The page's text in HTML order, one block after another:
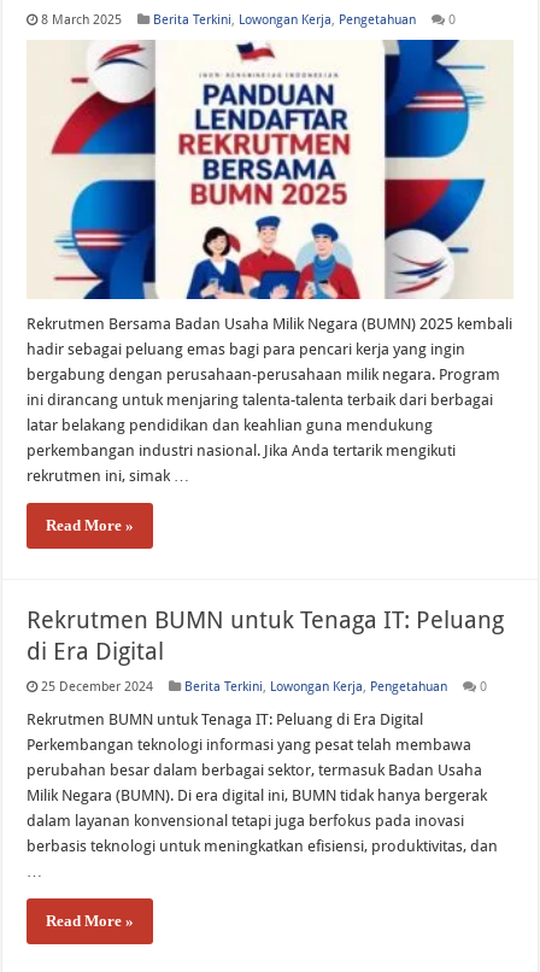
8 March 2025 Berita Terkini, Lowongan Kerja, Pengetahuan 0
Rekrutmen Bersama Badan Usaha Milik Negara (BUMN) 2025 kembali
hadir sebagai peluang emas bagi para pencari kerja yang ingin
bergabung dengan perusahaan-perusahaan milik negara. Program
ini dirancang untuk menjaring talenta-talenta terbaik dari berbagai
latar belakang pendidikan dan keahlian guna mendukung
perkembangan industri nasional. Jika Anda tertarik mengikuti
rekrutmen ini, simak …
Read More »
Rekrutmen BUMN untuk Tenaga IT: Peluang
di Era Digital
25 December 2024 Berita Terkini, Lowongan Kerja, Pengetahuan 0
Rekrutmen BUMN untuk Tenaga IT: Peluang di Era Digital
Perkembangan teknologi informasi yang pesat telah membawa
perubahan besar dalam berbagai sektor, termasuk Badan Usaha
Milik Negara (BUMN). Di era digital ini, BUMN tidak hanya bergerak
dalam layanan konvensional tetapi juga berfokus pada inovasi
berbasis teknologi untuk meningkatkan efisiensi, produktivitas, dan
Read More »